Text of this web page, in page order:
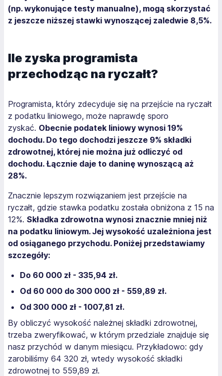
(np. wykonujące testy manualne), mogą skorzystać
z jeszcze niższej stawki wynoszącej zaledwie 8,5%.
Ile zyska programista
przechodząc na ryczałt?
Programista, który zdecyduje się na przejście na ryczałt
z podatku liniowego, może naprawdę sporo
zyskać. Obecnie podatek liniowy wynosi 19%
dochodu. Do tego dochodzi jeszcze 9% składki
zdrowotnej, której nie można już odliczyć od
dochodu. Łącznie daje to daninę wynoszącą aż
28%.
Znacznie lepszym rozwiązaniem jest przejście na
ryczałt, gdzie stawka podatku została obniżona z 15 na
12%. Składka zdrowotna wynosi znacznie mniej niż
na podatku liniowym. Jej wysokość uzależniona jest
od osiąganego przychodu. Poniżej przedstawiamy
szczegóły:
Do 60 000 zł - 335,94 zł.
Od 60 000 do 300 000 zł - 559,89 zł.
Od 300 000 zł - 1007,81 zł.
By obliczyć wysokość należnej składki zdrowotnej,
trzeba zweryfikować, w którym przedziale znajduje się
nasz przychód w danym miesiącu. Przykładowo: gdy
zarobiliśmy 64 320 zł, wtedy wysokość składki
zdrowotnej to 559,89 zł.